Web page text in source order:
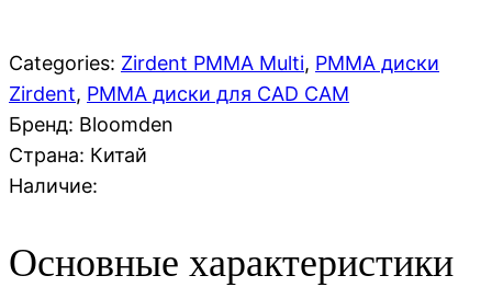
Categories: Zirdent PMMA Multi, PMMA диски
Zirdent, PMMA диски для CAD CAM
Бренд: Bloomden
Страна: Китай
Наличие:
Основные характеристики